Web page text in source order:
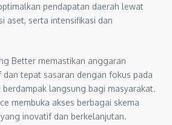
pendapatan daerah lewat
aset, serta intensifikasi dan
Better memastikan anggaran
tepat sasaran dengan fokus pada
langsung bagi masyarakat.
membuka akses berbagai skema
inovatif dan berkelanjutan.